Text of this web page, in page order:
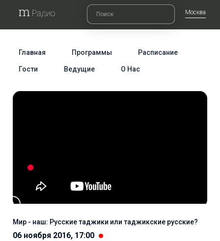
Москва
Главная Программы Расписание
Гости Ведущие О Нас
Мир - наш: Русские таджики или т­аджикские русские?
06 ноября 2016, 17:00